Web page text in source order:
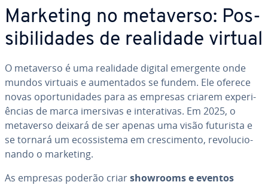
Marketing no metaverso: Pos­
si­bi­li­da­des de realidade virtual
O metaverso é uma realidade digital emergente onde
mundos virtuais e au­men­ta­dos se fundem. Ele oferece
novas opor­tu­ni­da­des para as empresas criarem ex­pe­ri­
ên­cias de marca imersivas e in­te­ra­ti­vas. Em 2025, o
metaverso deixará de ser apenas uma visão futurista e
se tornará um ecos­sis­tema em cres­ci­mento, re­vo­lu­ci­o­
nando o marketing.
As empresas poderão criarshowrooms e eventos